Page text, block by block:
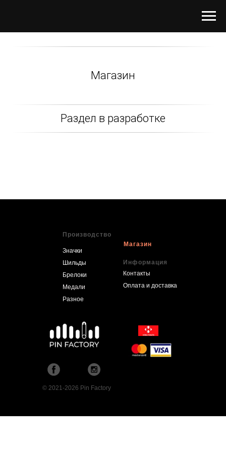
Магазин
Раздел в разработке
Производство
Значки
Шильды
Брелоки
Медали
Разное
Информация
Контакты
Оплата и доставка
© 2021-2026 Pin Factory
Магазин